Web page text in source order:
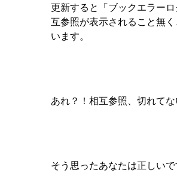
更新すると「ブックエラー
互参照が表示されること無
います。
あれ？！相互参照、切れてな
そう思ったあなたは正しいで